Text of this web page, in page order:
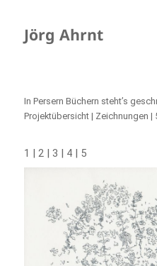
Jörg Ahrnt
In Persern Büchern steht’s
Projektübersicht | Zeichnungen |
1 |2 3 4 5